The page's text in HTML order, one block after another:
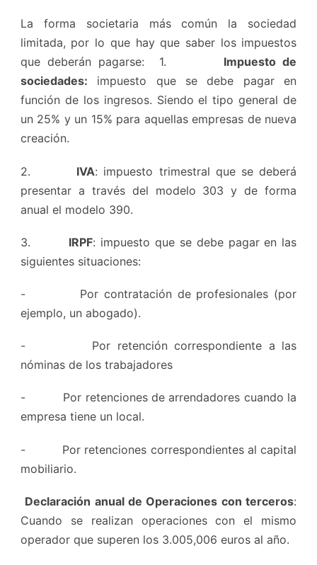
La forma societaria más común la sociedad
limitada, por lo que hay que saber los impuestos
que deberán pagarse: 1. Impuesto de
sociedades: impuesto que se debe pagar en
función de los ingresos. Siendo el tipo general de
un 25% y un 15% para aquellas empresas de nueva
creación.
2. IVA: impuesto trimestral que se deberá
presentar a través del modelo 303 y de forma
anual el modelo 390.
3. IRPF: impuesto que se debe pagar en las
siguientes situaciones:
- Por contratación de profesionales (por
ejemplo, un abogado).
- Por retención correspondiente a las
nóminas de los trabajadores
- Por retenciones de arrendadores cuando la
empresa tiene un local.
- Por retenciones correspondientes al capital
mobiliario.
Declaración anual de Operaciones con terceros:
Cuando se realizan operaciones con el mismo
operador que superen los 3.005,006 euros al año.